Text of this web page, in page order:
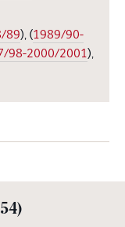
89),(1989/90-
98-2000/2001),